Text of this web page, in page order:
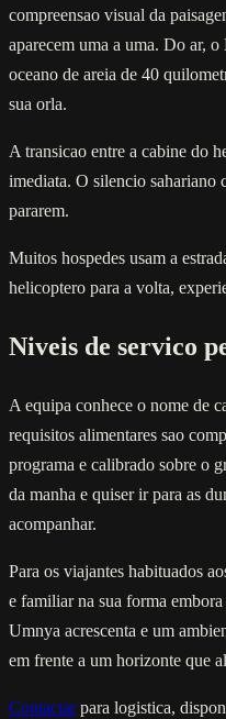
compreensao visual da
aparecem uma a uma. Do ar,
oceano de areia de 40
sua orla.
A transicao entre a cabine do
imediata. O silencio sahariano
pararem.
Muitos hospedes usam a
helicoptero para a volta,
Niveis de servico
A equipa conhece o nome de
requisitos alimentares sao
programa e calibrado sobre o
da manha e quiser ir para as
acompanhar.
Para os viajantes habituados
e familiar na sua forma
Umnya acrescenta e um
em frente a um horizonte que
Contactarpara logistica,